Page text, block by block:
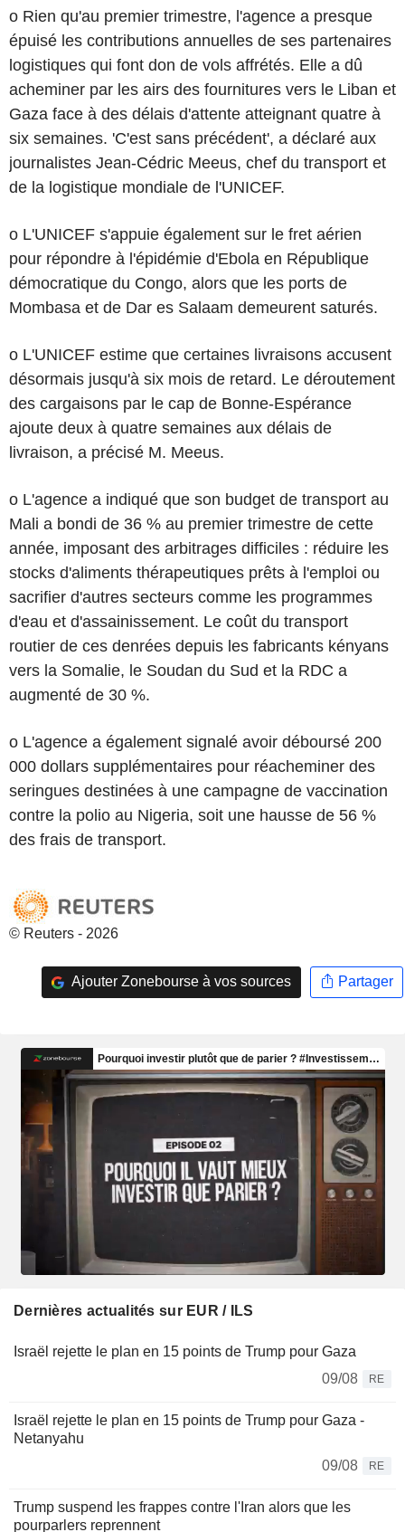
o Rien qu'au premier trimestre, l'agence a presque
épuisé les contributions annuelles de ses partenaires
logistiques qui font don de vols affrétés. Elle a dû
acheminer par les airs des fournitures vers le Liban et
Gaza face à des délais d'attente atteignant quatre à
six semaines. 'C'est sans précédent', a déclaré aux
journalistes Jean-Cédric Meeus, chef du transport et
de la logistique mondiale de l'UNICEF.
o L'UNICEF s'appuie également sur le fret aérien
pour répondre à l'épidémie d'Ebola en République
démocratique du Congo, alors que les ports de
Mombasa et de Dar es Salaam demeurent saturés.
o L'UNICEF estime que certaines livraisons accusent
désormais jusqu'à six mois de retard. Le déroutement
des cargaisons par le cap de Bonne-Espérance
ajoute deux à quatre semaines aux délais de
livraison, a précisé M. Meeus.
o L'agence a indiqué que son budget de transport au
Mali a bondi de 36 % au premier trimestre de cette
année, imposant des arbitrages difficiles : réduire les
stocks d'aliments thérapeutiques prêts à l'emploi ou
sacrifier d'autres secteurs comme les programmes
d'eau et d'assainissement. Le coût du transport
routier de ces denrées depuis les fabricants kényans
vers la Somalie, le Soudan du Sud et la RDC a
augmenté de 30 %.
o L'agence a également signalé avoir déboursé 200
000 dollars supplémentaires pour réacheminer des
seringues destinées à une campagne de vaccination
contre la polio au Nigeria, soit une hausse de 56 %
des frais de transport.
© Reuters - 2026
Ajouter Zonebourse à vos sources Partager
Dernières actualités sur EUR / ILS
Israël rejette le plan en 15 points de Trump pour Gaza
09/08
RE
Israël rejette le plan en 15 points de Trump pour Gaza -
Netanyahu
09/08
RE
Trump suspend les frappes contre l'Iran alors que les
pourparlers reprennent